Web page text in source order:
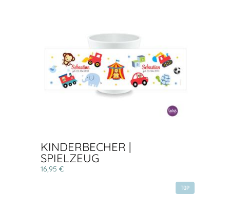
KINDERBECHER |
SPIELZEUG
16,95 €
TOP